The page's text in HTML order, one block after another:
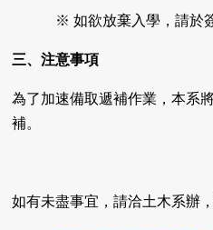
※ 如欲放棄入學，請於
三、注意事項
為了加速備取遞補作業，本系
補。
如有未盡事宜，請洽土木系辦，